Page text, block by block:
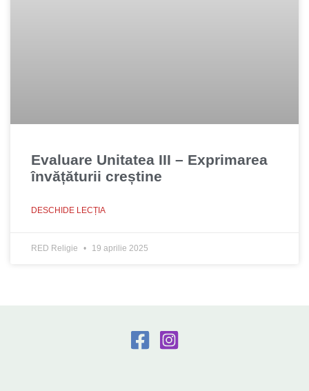
Evaluare Unitatea III – Exprimarea
învățăturii creștine
DESCHIDE LECȚIA
RED Religie 19 aprilie 2025